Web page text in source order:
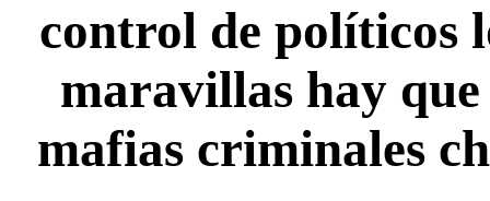
control de políticos
maravillas hay
mafias criminales